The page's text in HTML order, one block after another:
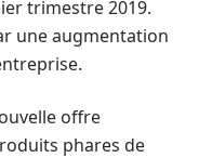
trimestre 2019.
une augmentation
offre
phares de